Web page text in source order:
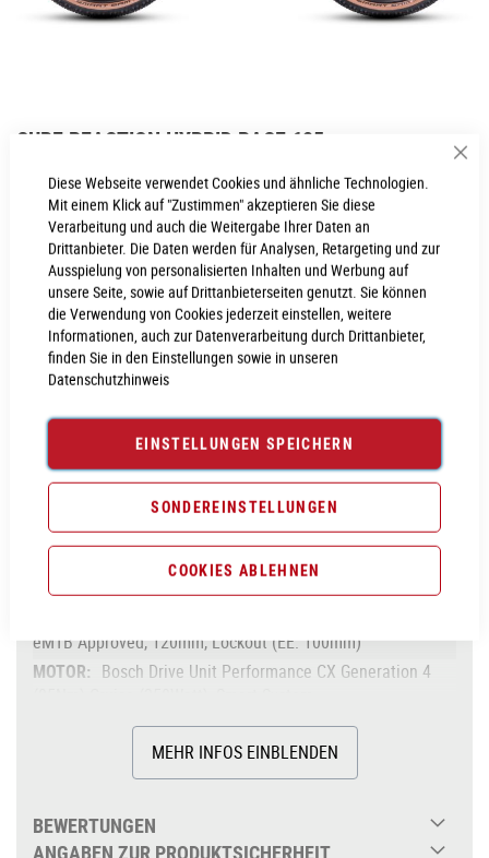
Diese Webseite verwendet Cookies und ähnliche Technologien.
Mit einem Klick auf "Zustimmen" akzeptieren Sie diese
Verarbeitung und auch die Weitergabe Ihrer Daten an
Drittanbieter. Die Daten werden für Analysen, Retargeting und zur
Ausspielung von personalisierten Inhalten und Werbung auf
unsere Seite, sowie auf Drittanbieterseiten genutzt. Sie können
die Verwendung von Cookies jederzeit einstellen, weitere
Informationen, auch zur Datenverarbeitung durch Drittanbieter,
finden Sie in den Einstellungen sowie in unseren
Datenschutzhinweis
EINSTELLUNGEN SPEICHERN
SONDEREINSTELLUNGEN
COOKIES ABLEHNEN
Bildgalerie
springen
CUBE REACTION HYBRID RACE 625
Inkl. MwSt., nur Abholung möglich
PROBEFAHRT VEREINBAREN
Produktanfrage stellen
PRODUKTINFORMATIONEN
Produktinformationen
6029909
Aluminium Superlite, Gravity Casting, Agile Ride
Geometry, 1.5 Headtube, Boost 148, Fully Integrated
Battery, Advanced Internal Cable Routing,
Kickstand/Fender/Carrier Mounting Points
eMTB Approved, 120mm, Lockout (EE: 100mm)
Bosch Drive Unit Performance CX Generation 4
85Nm
Bosch PowerTube 625
bis 625Wh
Bosch Kiox 300
Shimano BR-MT420, Hydr. Disc Brake
MEHR INFOS EINBLENDEN
BEWERTUNGEN
ANGABEN ZUR PRODUKTSICHERHEIT